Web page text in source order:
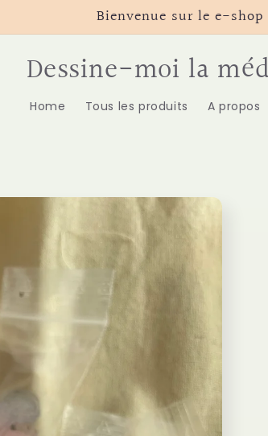
Bienvenue sur le e-shop
Dessine-moi la
Home Tous les produits A propos